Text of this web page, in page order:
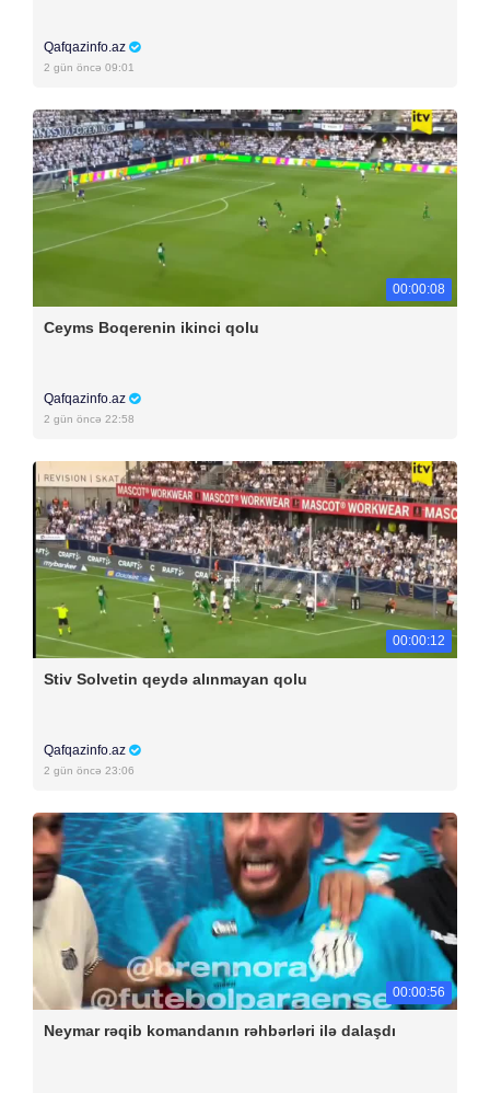
Qafqazinfo.az
2 gün öncə 09:01
00:00:08
Ceyms Boqerenin ikinci qolu
Qafqazinfo.az
2 gün öncə 22:58
00:00:12
Stiv Solvetin qeydə alınmayan qolu
Qafqazinfo.az
2 gün öncə 23:06
00:00:56
Neymar rəqib komandanın rəhbərləri ilə dalaşdı